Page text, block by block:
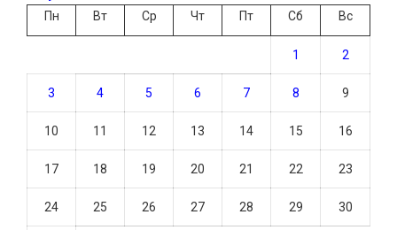
Пн
Вт Ср Чт Пт Сб Вс
1 2
3 4 5 6 7 8 9
10 11 12 13 14 15 16
17 18 19 20 21 22 23
24 25 26 27 28 29 30